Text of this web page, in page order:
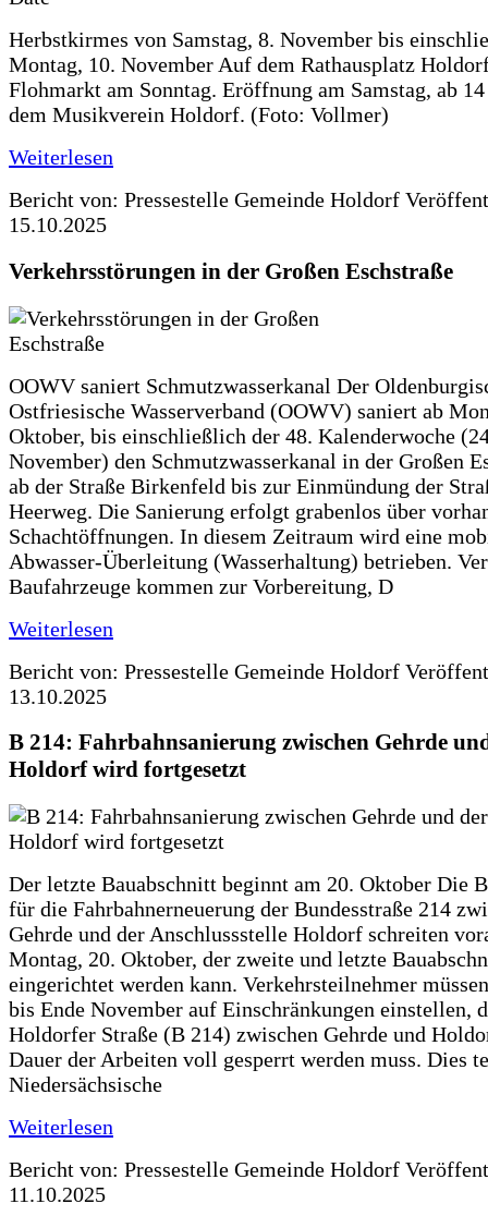
Herbstkirmes von Samstag, 8. November bis
Montag, 10. November Auf dem Rathausplatz
Flohmarkt am Sonntag. Eröffnung am Samstag, ab
dem Musikverein Holdorf. (Foto: Vollmer)
Weiterlesen
Bericht von: Pressestelle Gemeinde Holdorf
15.10.2025
Verkehrsstörungen in der Großen Eschstraße
OOWV saniert Schmutzwasserkanal Der
Ostfriesische Wasserverband (OOWV) saniert ab
Oktober, bis einschließlich der 48. Kalenderwoche
November) den Schmutzwasserkanal in der Großen
ab der Straße Birkenfeld bis zur Einmündung der
Heerweg. Die Sanierung erfolgt grabenlos über
Schachtöffnungen. In diesem Zeitraum wird eine
Abwasser-Überleitung (Wasserhaltung) betrieben.
Baufahrzeuge kommen zur Vorbereitung, D
Weiterlesen
Bericht von: Pressestelle Gemeinde Holdorf
13.10.2025
B 214: Fahrbahnsanierung zwischen Gehrde
Holdorf wird fortgesetzt
Der letzte Bauabschnitt beginnt am 20. Oktober Die
für die Fahrbahnerneuerung der Bundesstraße 214
Gehrde und der Anschlussstelle Holdorf schreiten
Montag, 20. Oktober, der zweite und letzte
eingerichtet werden kann. Verkehrsteilnehmer
bis Ende November auf Einschränkungen einstellen,
Holdorfer Straße (B 214) zwischen Gehrde und
Dauer der Arbeiten voll gesperrt werden muss. Dies
Niedersächsische
Weiterlesen
Bericht von: Pressestelle Gemeinde Holdorf
11.10.2025